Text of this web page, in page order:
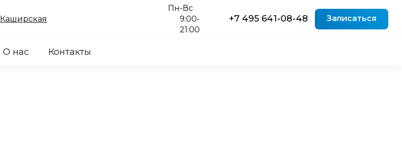
Каширская
Пн-Вс
9:00-
21:00
+7 495 641-08-48 Записаться
О нас Контакты